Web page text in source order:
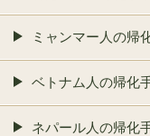
ミャンマー人の帰
ベトナム人の帰化
ネパール人の帰化